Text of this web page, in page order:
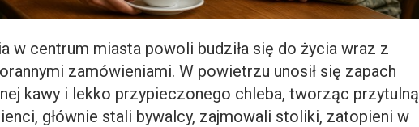
w centrum miasta powoli budziła się do życia wraz z
zamówieniami. W powietrzu unosił się zapach
kawy i lekko przypieczonego chleba, tworząc przytulną
głównie stali bywalcy, zajmowali stoliki, zatopieni w